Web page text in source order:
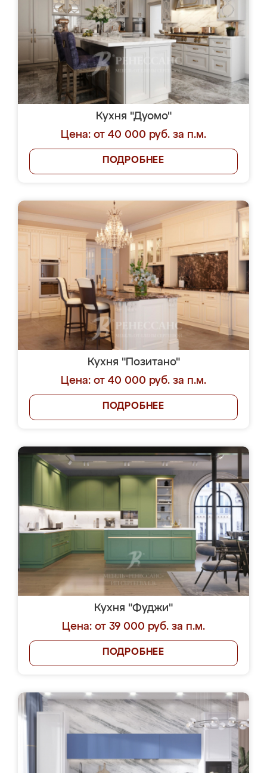
Кухня "Дуомо"
Цена: от 40 000 руб. за п.м.
ПОДРОБНЕЕ
Кухня "Позитано"
Цена: от 40 000 руб. за п.м.
ПОДРОБНЕЕ
Кухня "Фуджи"
Цена: от 39 000 руб. за п.м.
ПОДРОБНЕЕ